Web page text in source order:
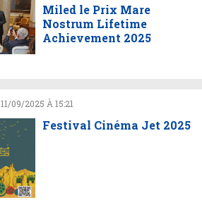
Miled le Prix Mare
Nostrum Lifetime
Achievement 2025
11/09/2025 À 15:21
Festival Cinéma Jet 2025